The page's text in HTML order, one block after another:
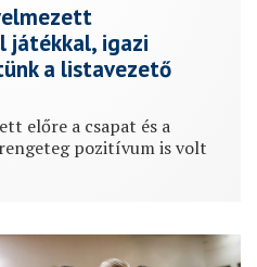
játékkal, igazi
a listavezető
előre a csapat és a
pozitívum is volt